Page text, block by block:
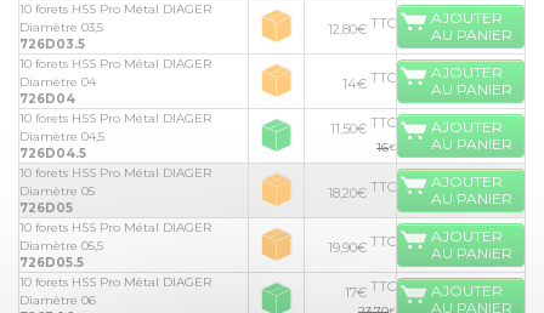
10 forets HSS Pro Métal DIAGER
Diamètre 03,5
726D03.5
12,80€ TTC
AJOUTER
AU PANIER
10 forets HSS Pro Métal DIAGER
Diamètre 04
726D04
14€ TTC
AJOUTER
AU PANIER
10 forets HSS Pro Métal DIAGER
Diamètre 04,5
726D04.5
11,50€ TTC
16€
AJOUTER
AU PANIER
10 forets HSS Pro Métal DIAGER
Diamètre 05
726D05
18,20€ TTC
AJOUTER
AU PANIER
10 forets HSS Pro Métal DIAGER
Diamètre 05,5
726D05.5
19,90€ TTC
AJOUTER
AU PANIER
10 forets HSS Pro Métal DIAGER
Diamètre 06
17€ TTC
AJOUTER
AU PANIER